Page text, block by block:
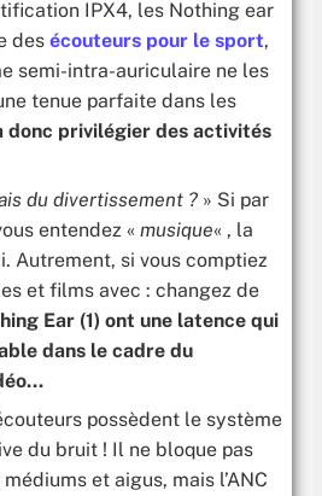
IPX4, les Nothing ear
des écouteurs pour le sport,
semi-intra-auriculaire ne les
tenue parfaite dans les
donc privilégier des activités
du divertissement ? » Si par
entendez « musique« , la
Autrement, si vous comptiez
et films avec : changez de
Ear (1) ont une latence qui
dans le cadre du
possèdent le système
du bruit ! Il ne bloque pas
et aigus, mais l’ANC